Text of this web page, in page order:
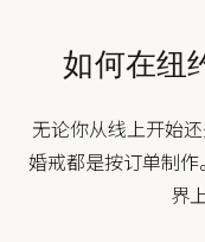
如何在纽
无论你从线上开始
婚戒都是按订单制
界